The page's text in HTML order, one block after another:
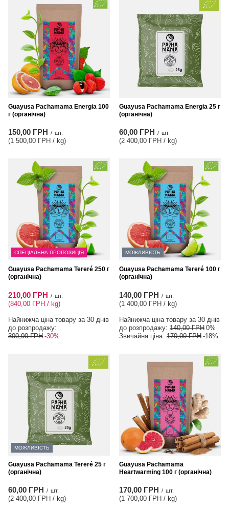
Guayusa Pachamama Energia 100
г (органічна)
150,00 ГРН / шт.
(1 500,00 ГРН / kg)
Guayusa Pachamama Energia 25 г
(органічна)
60,00 ГРН / шт.
(2 400,00 ГРН / kg)
СПЕЦІАЛЬНА ПРОПОЗИЦІЯ
Guayusa Pachamama Tereré 250 г
(органічна)
210,00 ГРН / шт.
(840,00 ГРН / kg)
Найнижча ціна товару за 30 днів
до розпродажу:
300,00 ГРН -30%
МОЖЛИВІСТЬ
Guayusa Pachamama Tereré 100 г
(органічна)
140,00 ГРН / шт.
(1 400,00 ГРН / kg)
Найнижча ціна товару за 30 днів
до розпродажу: 140,00 ГРН 0%
Звичайна ціна: 170,00 ГРН -18%
МОЖЛИВІСТЬ
Guayusa Pachamama Tereré 25 г
(органічна)
60,00 ГРН / шт.
(2 400,00 ГРН / kg)
Guayusa Pachamama
Heartwarming 100 г (органічна)
170,00 ГРН / шт.
(1 700,00 ГРН / kg)